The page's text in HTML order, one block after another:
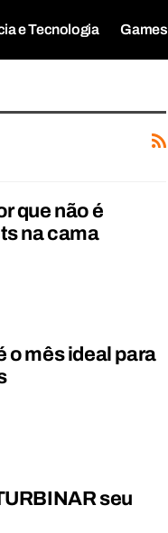
e Tecnologia Games
que não é
na cama
o mês ideal para
seu